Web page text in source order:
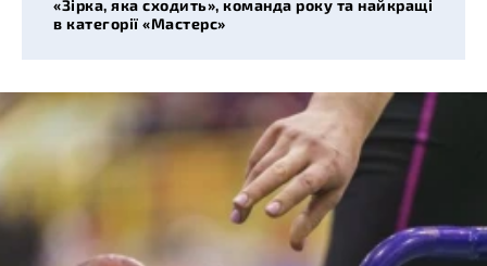
«Зірка, яка сходить», команда року та найкращі
в категорії «Мастерс»